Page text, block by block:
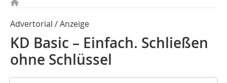
Advertorial / Anzeige
KD Basic – Einfach. Schließen
ohne Schlüssel